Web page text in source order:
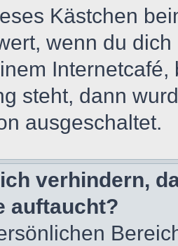
Kästchen
wenn du
steht, dann
ausgeschaltet.
verhindern,
auftaucht?